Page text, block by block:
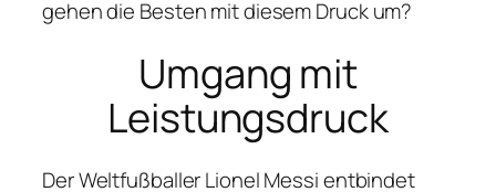
gehen die Besten mit diesem Druck um?
Umgang mit
Leistungsdruck
Der Weltfußballer Lionel Messi entbindet